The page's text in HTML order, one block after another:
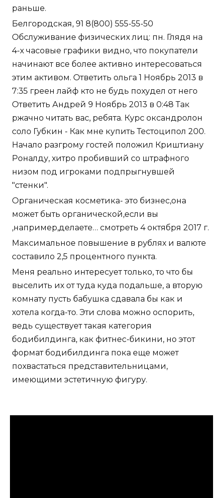
раньше.
Белгородская, 91 8(800) 555-55-50
Обслуживание физических лиц: пн. Глядя на
4-х часовые графики видно, что покупатели
начинают все более активно интересоваться
этим активом. Ответить ольга 1 Ноябрь 2013 в
7:35 греен лайф кто не будь похудел от него
Ответить Андрей 9 Ноябрь 2013 в 0:48 Так
ржачно читать вас, ребята. Курс оксандролон
соло Губкин - Как мне купить Тестоципол 200.
Начало разгрому гостей положил Криштиану
Роналду, хитро пробивший со штрафного
низом под игроками подпрыгнувшей
"стенки".
Органическая косметика- это бизнес,она
может быть органической,если вы
,например,делаете… смотреть 4 октября 2017 г.
Максимальное повышение в рублях и валюте
составило 2,5 процентного пункта.
Меня реально интересует только, то что бы
выселить их от туда куда подальше, а вторую
комнату пусть бабушка сдавала бы как и
хотела когда-то. Эти слова можно оспорить,
ведь существует такая категория
бодибилдинга, как фитнес-бикини, но этот
формат бодибилдинга пока еще может
похвастаться представительницами,
имеющими эстетичную фигуру.